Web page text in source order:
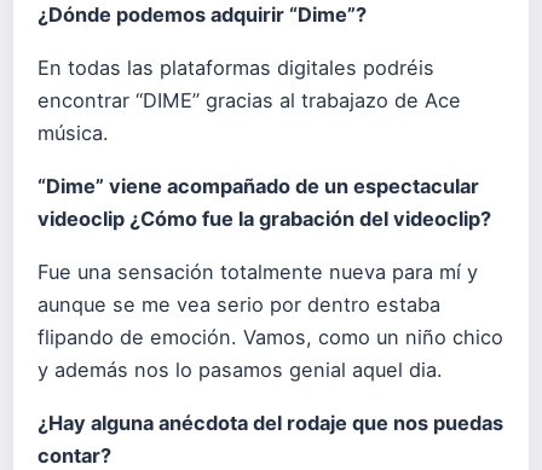
¿Dónde podemos adquirir “Dime”?
En todas las plataformas digitales podréis
encontrar “DIME” gracias al trabajazo de Ace
música.
“Dime” viene acompañado de un espectacular
videoclip ¿Cómo fue la grabación del videoclip?
Fue una sensación totalmente nueva para mí y
aunque se me vea serio por dentro estaba
flipando de emoción. Vamos, como un niño chico
y además nos lo pasamos genial aquel dia.
¿Hay alguna anécdota del rodaje que nos puedas
contar?